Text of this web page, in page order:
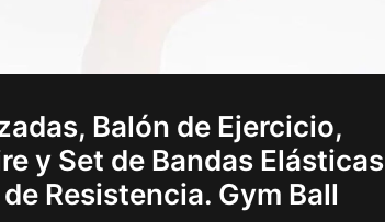
Balón de Ejercicio,
y Set de Bandas Elásticas
Resistencia. Gym Ball